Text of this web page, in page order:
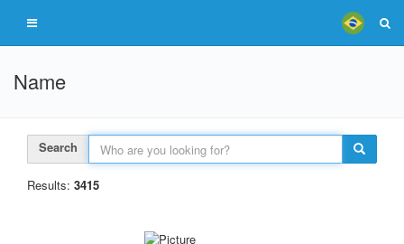
Name
Search
Results: 3415